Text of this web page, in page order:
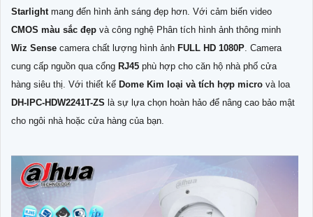
Starlight mang đến hình ảnh sáng đẹp hơn. Với cảm biến video
CMOS màu sắc đẹp và công nghệ Phân tích hình ảnh thông minh
Wiz Sense camera chất lượng hình ảnh FULL HD 1080P . Camera
cung cấp nguồn qua cổng RJ45 phù hợp cho căn hộ nhà phố cửa
hàng siêu thị. Với thiết kế Dome Kim loại và tích hợp micro và loa
DH-IPC-HDW2241T-ZS là sự lựa chọn hoàn hảo để nâng cao bảo mật
cho ngôi nhà hoặc cửa hàng của bạn.